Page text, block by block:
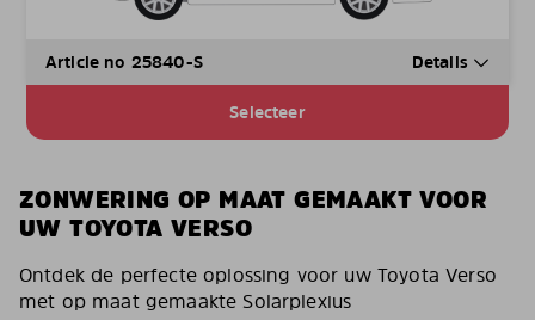
Article no 25840-S Details
Selecteer
ZONWERING OP MAAT GEMAAKT VOOR
UW TOYOTA VERSO
Ontdek de perfecte oplossing voor uw Toyota Verso
met op maat gemaakte Solarplexius